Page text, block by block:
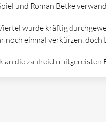
und Roman Betke
wurde kräftig
noch einmal verkürzen, doch
an die zahlreich mitgereisten